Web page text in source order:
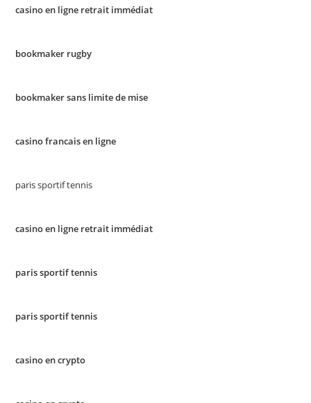
casino en ligne retrait immédiat
bookmaker rugby
bookmaker sans limite de mise
casino francais en ligne
paris sportif tennis
casino en ligne retrait immédiat
paris sportif tennis
paris sportif tennis
casino en crypto